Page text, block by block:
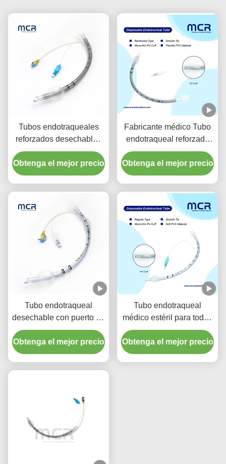
Tubos endotraqueales
reforzados desechables
con puerto de succión
para la prevención de
VAP
Obtenga el mejor precio
Fabricante médico Tubo
endotraqueal reforzado
desechable libre de
DEHP
Obtenga el mejor precio
Tubo endotraqueal
desechable con puerto de
succión - PVC
transparente libre de
DEHP para garantía de
Obtenga el mejor precio
Tubo endotraqueal
médico estéril para todos
los tamaños con ISO CE
Obtenga el mejor precio